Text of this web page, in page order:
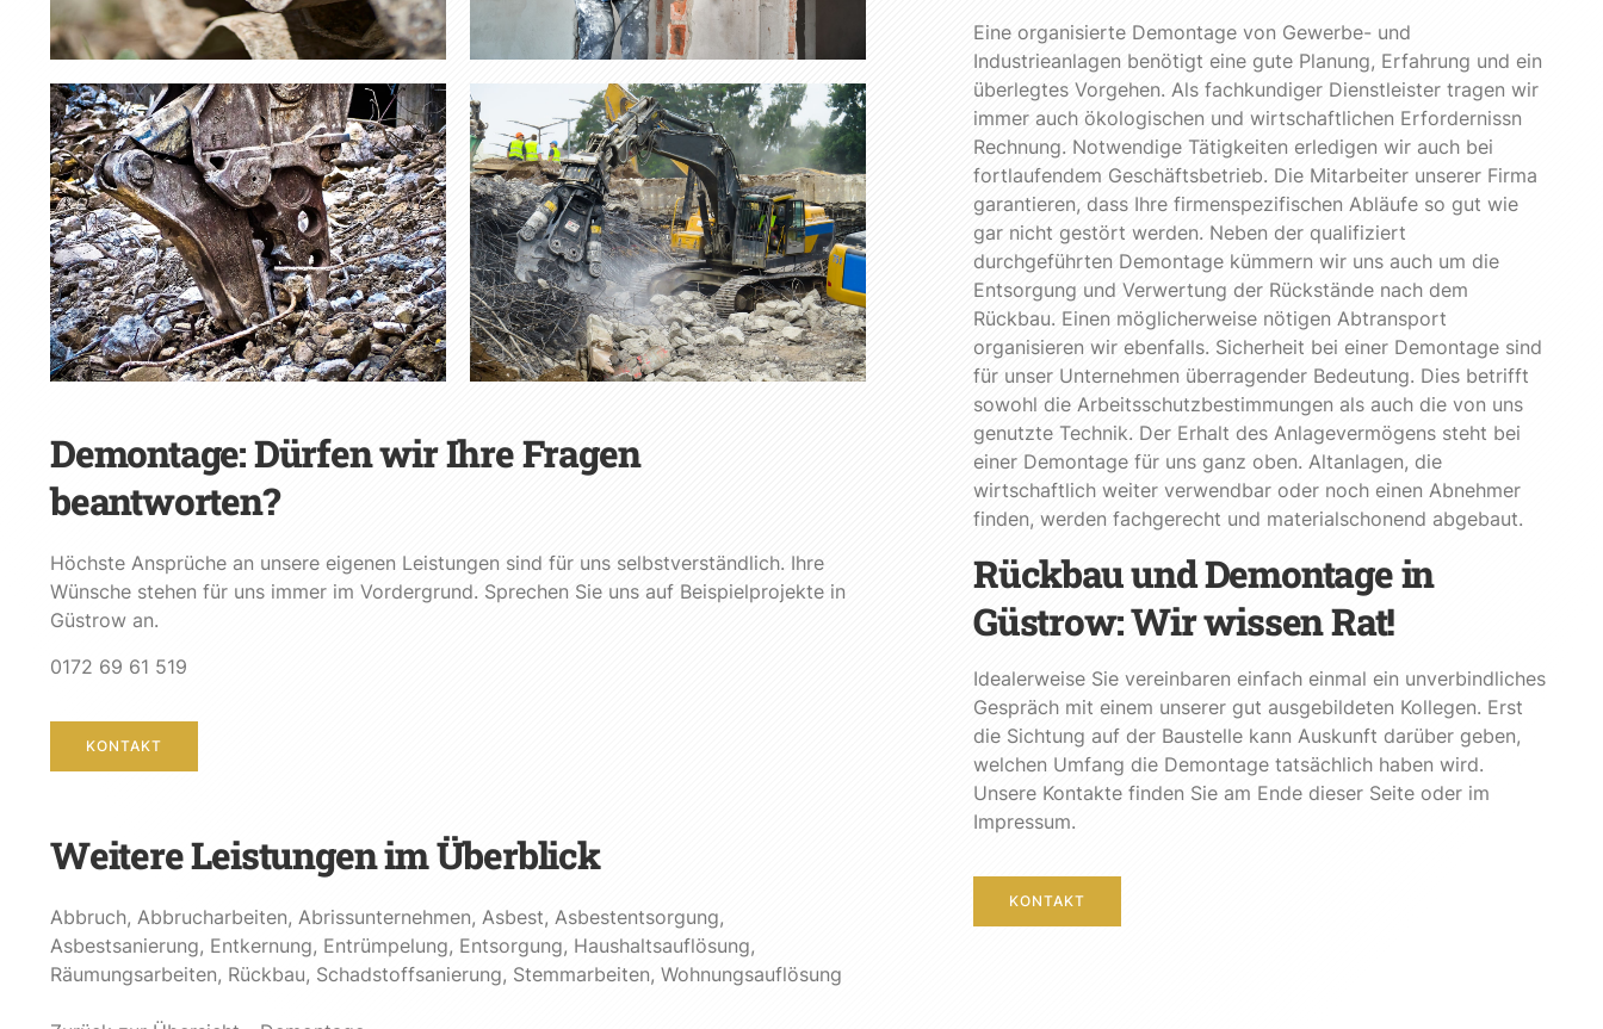
Demontage: Dürfen wir Ihre Fragen
beantworten?
Höchste Ansprüche an unsere eigenen Leistungen sind für uns selbstverständlich. Ihre
Wünsche stehen für uns immer im Vordergrund. Sprechen Sie uns auf Beispielprojekte in
Güstrow an.
0172 69 61 519
KONTAKT
Weitere Leistungen im Überblick
Abbruch, Abbrucharbeiten, Abrissunternehmen, Asbest, Asbestentsorgung,
Asbestsanierung, Entkernung, Entrümpelung, Entsorgung, Haushaltsauflösung,
Räumungsarbeiten, Rückbau, Schadstoffsanierung, Stemmarbeiten, Wohnungsauflösung
Eine organisierte Demontage von Gewerbe- und
Industrieanlagen benötigt eine gute Planung, Erfahrung und ein
überlegtes Vorgehen. Als fachkundiger Dienstleister tragen wir
immer auch ökologischen und wirtschaftlichen Erfordernissn
Rechnung. Notwendige Tätigkeiten erledigen wir auch bei
fortlaufendem Geschäftsbetrieb. Die Mitarbeiter unserer Firma
garantieren, dass Ihre firmenspezifischen Abläufe so gut wie
gar nicht gestört werden. Neben der qualifiziert
durchgeführten Demontage kümmern wir uns auch um die
Entsorgung und Verwertung der Rückstände nach dem
Rückbau. Einen möglicherweise nötigen Abtransport
organisieren wir ebenfalls. Sicherheit bei einer Demontage sind
für unser Unternehmen überragender Bedeutung. Dies betrifft
sowohl die Arbeitsschutzbestimmungen als auch die von uns
genutzte Technik. Der Erhalt des Anlagevermögens steht bei
einer Demontage für uns ganz oben. Altanlagen, die
wirtschaftlich weiter verwendbar oder noch einen Abnehmer
finden, werden fachgerecht und materialschonend abgebaut.
Rückbau und Demontage in
Güstrow: Wir wissen Rat!
Idealerweise Sie vereinbaren einfach einmal ein unverbindliches
Gespräch mit einem unserer gut ausgebildeten Kollegen. Erst
die Sichtung auf der Baustelle kann Auskunft darüber geben,
welchen Umfang die Demontage tatsächlich haben wird.
Unsere Kontakte finden Sie am Ende dieser Seite oder im
Impressum.
KONTAKT